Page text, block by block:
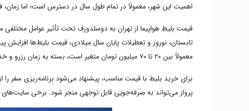
اهمیت این شهر، معمولاً در تمام طول سال در دسترس است؛ اما
قیمت بلیط هواپیما از تهران به دوسلدورف تحت تأثیر عوامل مختلفی
تابستان، نوروز و تعطیلات پایان سال میلادی، قیمت بلیط‌ها افزایش
معمولاً بین ۲۰ تا ۷۰ میلیون تومان متغیر است، بسته به زمان رزرو و خدمات پروازی.
برای خرید بلیط با قیمت مناسب، پیشنهاد می‌شود برنامه‌ریزی سفر
پرواز می‌تواند به صرفه‌جویی قابل توجهی منجر شود. برخی سایت‌های